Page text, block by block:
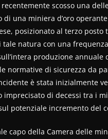
scosso una
di una miniera d’oro
posizionato al terzo
natura con una
produzione
normative di sicurezza da
è stata inizialmente
di decessi tra i
potenziale incremento del
capo della Camera delle